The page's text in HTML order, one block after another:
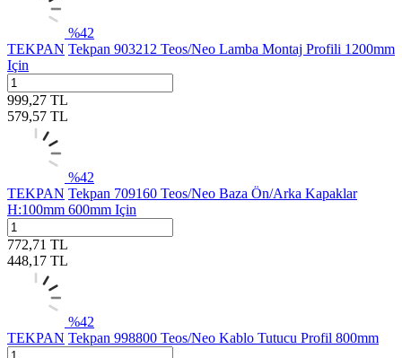
%42
TEKPAN Tekpan 903212 Teos/Neo Lamba Montaj Profili 1200mm
Için
999,27 TL
579,57 TL
%42
TEKPAN Tekpan 709160 Teos/Neo Baza Ön/Arka Kapaklar
H:100mm 600mm Için
772,71 TL
448,17 TL
%42
TEKPAN Tekpan 998800 Teos/Neo Kablo Tutucu Profil 800mm